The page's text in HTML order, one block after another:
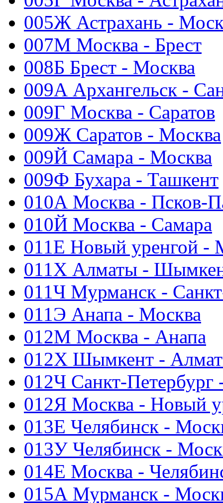
005Ж Астрахань -
007М Москва - Брест
008Б Брест - Москва
009А Архангельск -
009Г Москва - Саратов
009Ж Саратов - Москва
009Й Самара - Москва
009Ф Бухара - Ташкент
010А Москва - Псков-
010Й Москва - Самара
011Е Новый уренгой -
011Х Алматы -
011Ч Мурманск -
011Э Анапа - Москва
012М Москва - Анапа
012Х Шымкент -
012Ч Санкт-
012Я Москва - Новый
013Е Челябинск -
013У Челябинск -
014Е Москва -
015А Мурманск -